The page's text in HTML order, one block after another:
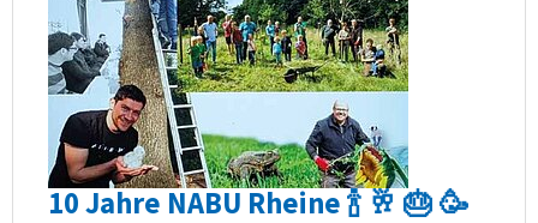
10 Jahre NABU Rheine 🍾 🥂 🎂 🥳